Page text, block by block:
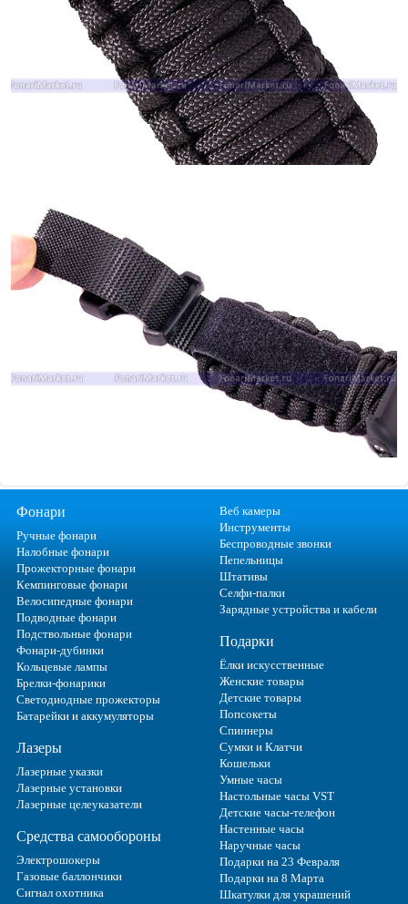
Фонари
Ручные фонари
Налобные фонари
Прожекторные фонари
Кемпинговые фонари
Велосипедные фонари
Подводные фонари
Подствольные фонари
Фонари-дубинки
Кольцевые лампы
Брелки-фонарики
Светодиодные прожекторы
Батарейки и аккумуляторы
Лазеры
Лазерные указки
Лазерные установки
Лазерные целеуказатели
Средства самообороны
Электрошокеры
Газовые баллончики
Сигнал охотника
Веб камеры
Инструменты
Беспроводные звонки
Пепельницы
Штативы
Селфи-палки
Зарядные устройства и кабели
Подарки
Ёлки искусственные
Женские товары
Детские товары
Попсокеты
Спиннеры
Сумки и Клатчи
Кошельки
Умные часы
Настольные часы VST
Детские часы-телефон
Настенные часы
Наручные часы
Подарки на 23 Февраля
Подарки на 8 Марта
Шкатулки для украшений